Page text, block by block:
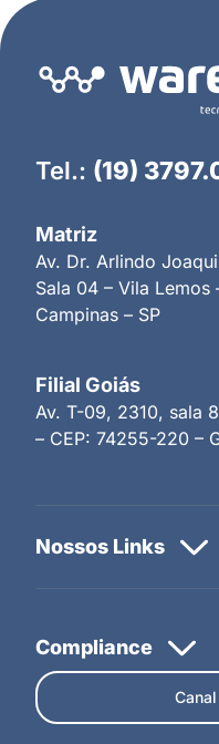
Tel.: (19)
Matriz
Av. Dr. Arlindo
Sala 04 – Vila Lemos
Campinas – SP
Filial Goiás
Av. T-09, 2310, sala
– CEP: 74255-220 –